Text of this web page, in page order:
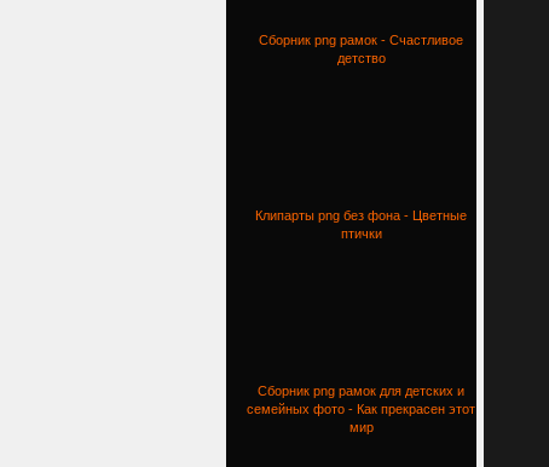
Сборник png рамок - Счастливое
детство
Клипарты png без фона - Цветные
птички
Сборник png рамок для детских и
семейных фото - Как прекрасен этот
мир